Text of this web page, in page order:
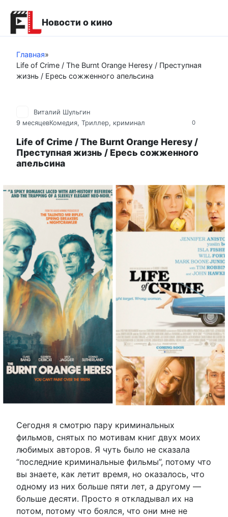
контенту
Новости о кино
Главная»
Life of Crime / The Burnt Orange Heresy / Преступная
жизнь / Ересь сожженного апельсина
0
Виталий Шульгин
9 месяцевКомедия, Триллер, криминал
Life of Crime / The Burnt Orange Heresy /
Преступная жизнь / Ересь сожженного
апельсина
Сегодня я смотрю пару криминальных
фильмов, снятых по мотивам книг двух моих
любимых авторов. Я чуть было не сказала
“последние криминальные фильмы”, потому что
вы знаете, как летит время, но оказалось, что
одному из них больше пяти лет, а другому —
больше десяти. Просто я откладывал их на
потом, потому что боялся, что они мне не